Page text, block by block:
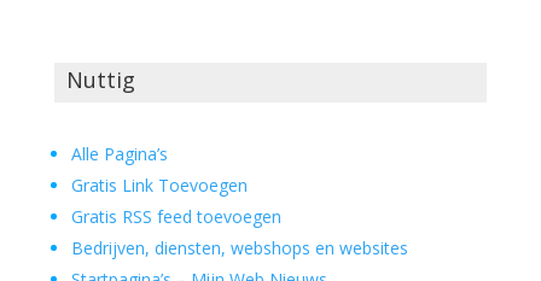
Nuttig
Alle Pagina’s
Gratis Link Toevoegen
Gratis RSS feed toevoegen
Bedrijven, diensten, webshops en websites